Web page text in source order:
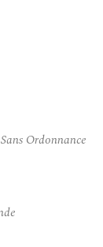
Ordonnance